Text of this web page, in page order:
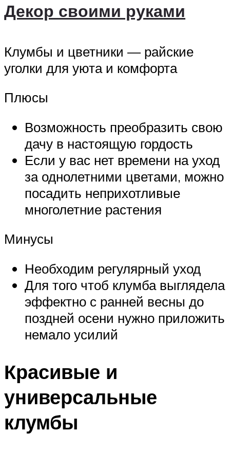
Декор своими руками
Клумбы и цветники — райские
уголки для уюта и комфорта
Плюсы
Возможность преобразить свою
дачу в настоящую гордость
Если у вас нет времени на уход
за однолетними цветами, можно
посадить неприхотливые
многолетние растения
Минусы
Необходим регулярный уход
Для того чтоб клумба выглядела
эффектно с ранней весны до
поздней осени нужно приложить
немало усилий
Красивые и
универсальные
клумбы